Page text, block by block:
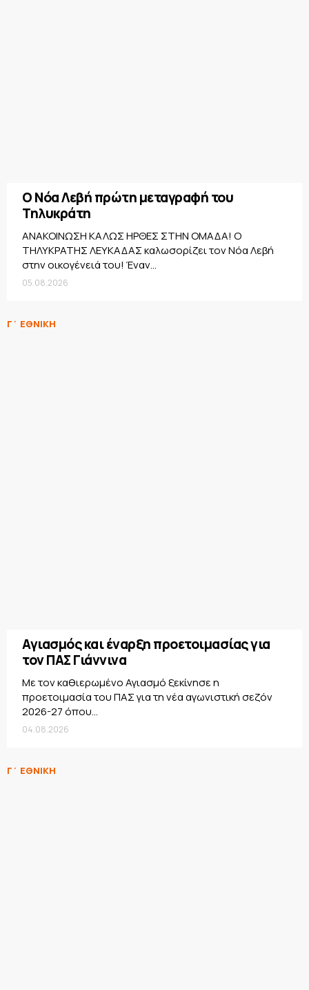
Ο Νόα Λεβή πρώτη μεταγραφή του
Τηλυκράτη
ΑΝΑΚΟΙΝΩΣΗ ΚΑΛΩΣ ΗΡΘΕΣ ΣΤΗΝ ΟΜΑΔΑ! Ο
ΤΗΛΥΚΡΑΤΗΣ ΛΕΥΚΑΔΑΣ καλωσορίζει τον Νόα Λεβή
στην οικογένειά του! Έναν...
05.08.2026
Γ΄ ΕΘΝΙΚΗ
Αγιασμός και έναρξη προετοιμασίας για
τον ΠΑΣ Γιάννινα
Με τον καθιερωμένο Αγιασμό ξεκίνησε η
προετοιμασία του ΠΑΣ για τη νέα αγωνιστική σεζόν
2026-27 όπου...
04.08.2026
Γ΄ ΕΘΝΙΚΗ